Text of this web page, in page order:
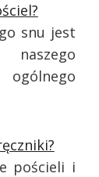
snu jest
pościeli i